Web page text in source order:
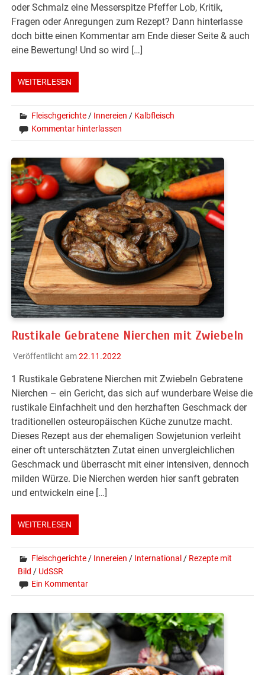
oder Schmalz eine Messerspitze Pfeffer Lob, Kritik,
Fragen oder Anregungen zum Rezept? Dann hinterlasse
doch bitte einen Kommentar am Ende dieser Seite & auch
eine Bewertung! Und so wird […]
WEITERLESEN
Fleischgerichte / Innereien / Kalbfleisch
Kommentar hinterlassen
Rustikale Gebratene Nierchen mit Zwiebeln
Veröffentlicht am22.11.2022
1 Rustikale Gebratene Nierchen mit Zwiebeln Gebratene
Nierchen – ein Gericht, das sich auf wunderbare Weise die
rustikale Einfachheit und den herzhaften Geschmack der
traditionellen osteuropäischen Küche zunutze macht.
Dieses Rezept aus der ehemaligen Sowjetunion verleiht
einer oft unterschätzten Zutat einen unvergleichlichen
Geschmack und überrascht mit einer intensiven, dennoch
milden Würze. Die Nierchen werden hier sanft gebraten
und entwickeln eine […]
WEITERLESEN
Fleischgerichte / Innereien / International / Rezepte mit
Bild / UdSSR
Ein Kommentar